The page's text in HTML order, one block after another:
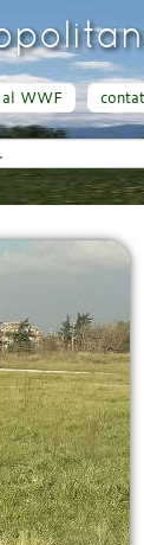
al WWF